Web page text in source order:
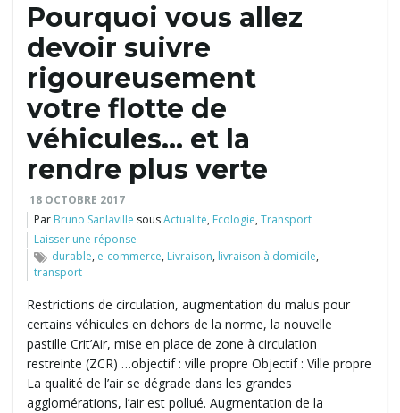
Pourquoi vous allez
devoir suivre
rigoureusement
votre flotte de
véhicules… et la
rendre plus verte
18 OCTOBRE 2017
Par Bruno Sanlaville sousActualité, Ecologie,Transport
Laisser une réponse
durable, e-commerce, Livraison, livraison à domicile,
transport
Restrictions de circulation, augmentation du malus pour
certains véhicules en dehors de la norme, la nouvelle
pastille Crit’Air, mise en place de zone à circulation
restreinte (ZCR) …objectif : ville propre Objectif : Ville propre
La qualité de l’air se dégrade dans les grandes
agglomérations, l’air est pollué. Augmentation de la